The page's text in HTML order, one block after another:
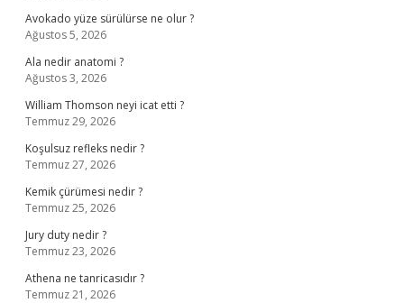
Avokado yüze sürülürse ne olur ?
Ağustos 5, 2026
Ala nedir anatomi ?
Ağustos 3, 2026
William Thomson neyi icat etti ?
Temmuz 29, 2026
Koşulsuz refleks nedir ?
Temmuz 27, 2026
Kemik çürümesi nedir ?
Temmuz 25, 2026
Jury duty nedir ?
Temmuz 23, 2026
Athena ne tanricasıdır ?
Temmuz 21, 2026